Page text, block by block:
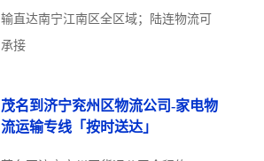
输直达南宁江南区全区域；陆连物流可
承接
茂名到济宁兖州区物流公司-家电物
流运输专线「按时送达」